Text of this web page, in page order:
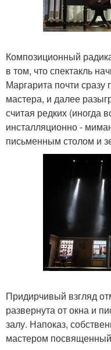
Композиционный
в том, что спектакль
Маргарита почти сразу
мастера, и далее
считая редких (иногда
инсталляционно -
письменным столом и
Придирчивый взгляд
развернута от окна и
залу. Напоказ,
мастером